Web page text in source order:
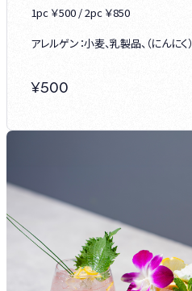
1pc ￥500 / 2pc ￥850
アレルゲン：小麦、乳製品、（にんにく）
¥500